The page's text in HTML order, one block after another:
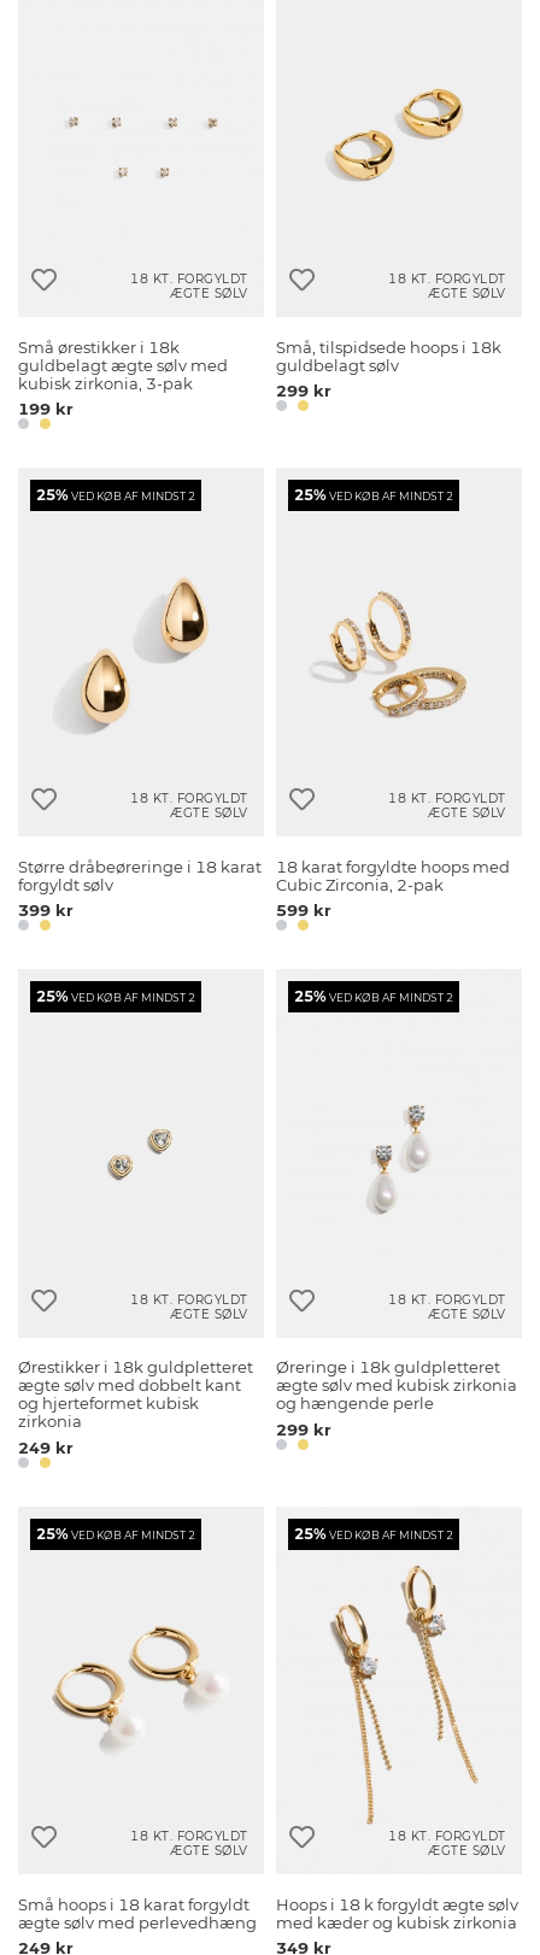
18 KT. FORGYLDT
ÆGTE SØLV
Små ørestikker i 18k
guldbelagt ægte sølv med
kubisk zirkonia, 3-pak
199 kr
18 KT. FORGYLDT
ÆGTE SØLV
Små, tilspidsede hoops i 18k
guldbelagt sølv
299 kr
25%VED KØB AF MINDST 2
18 KT. FORGYLDT
ÆGTE SØLV
Større dråbeøreringe i 18 karat
forgyldt sølv
399 kr
25%VED KØB AF MINDST 2
18 KT. FORGYLDT
ÆGTE SØLV
18 karat forgyldte hoops med
Cubic Zirconia, 2-pak
599 kr
25%VED KØB AF MINDST 2
18 KT. FORGYLDT
ÆGTE SØLV
Ørestikker i 18k guldpletteret
ægte sølv med dobbelt kant
og hjerteformet kubisk
zirkonia
249 kr
25%VED KØB AF MINDST 2
18 KT. FORGYLDT
ÆGTE SØLV
Øreringe i 18k guldpletteret
ægte sølv med kubisk zirkonia
og hængende perle
299 kr
25%VED KØB AF MINDST 2
18 KT. FORGYLDT
ÆGTE SØLV
Små hoops i 18 karat forgyldt
ægte sølv med perlevedhæng
249 kr
25%VED KØB AF MINDST 2
18 KT. FORGYLDT
ÆGTE SØLV
Hoops i 18 k forgyldt ægte sølv
med kæder og kubisk zirkonia
349 kr